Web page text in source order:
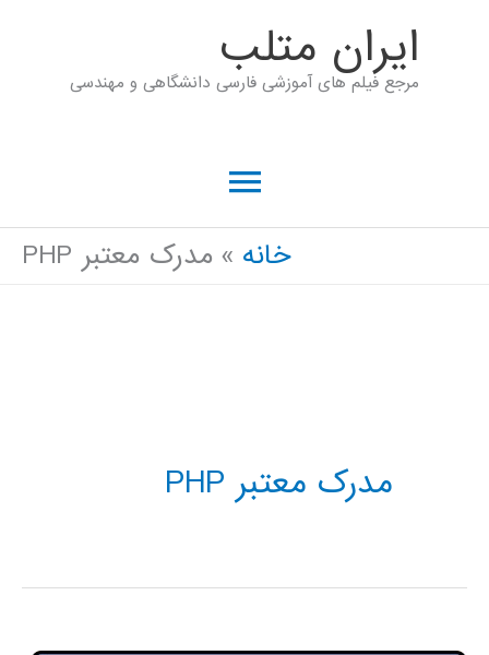
ايران متلب
مرجع فیلم های آموزشی فارسی دانشگاهی و مهندسی
فهرست
اصلیخانه مدرک معتبر PHP
مدرک معتبر PHP